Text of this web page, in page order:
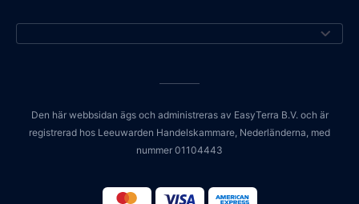
Den här webbsidan ägs och administreras av EasyTerra B.V. och är
registrerad hos Leeuwarden Handelskammare, Nederländerna, med
nummer 01104443